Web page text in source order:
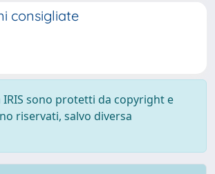
consigliate
sono protetti da copyright e
riservati, salvo diversa